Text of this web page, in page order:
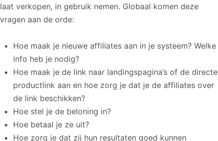
laat verkopen, in gebruik nemen. Globaal komen deze
vragen aan de orde:
Hoe maak je nieuwe affiliates aan in je systeem? Welke
info heb je nodig?
Hoe maak je de link naar landingspagina’s of de directe
productlink aan en hoe zorg je dat je de affiliates over
de link beschikken?
Hoe stel je de beloning in?
Hoe betaal je ze uit?
Hoe zorg je dat zij hun resultaten goed kunnen